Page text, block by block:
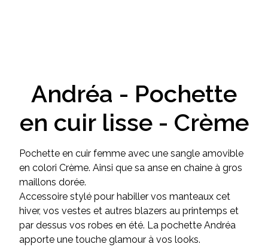
Andréa - Pochette
en cuir lisse - Crème
Pochette en cuir femme avec une sangle amovible
en colori Crème. Ainsi que sa anse en chaine à gros
maillons dorée.
Accessoire stylé pour habiller vos manteaux cet
hiver, vos vestes et autres blazers au printemps et
par dessus vos robes en été. La pochette Andréa
apporte une touche glamour à vos looks.